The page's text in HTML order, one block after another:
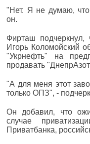
"Нет. Я не думаю,
он.
Фирташ подчеркнул,
Игорь Коломойский
"Укрнефть" на
продавать
"А для меня этот
только ОПЗ", -
Он добавил, что
случае
Приватбанка,